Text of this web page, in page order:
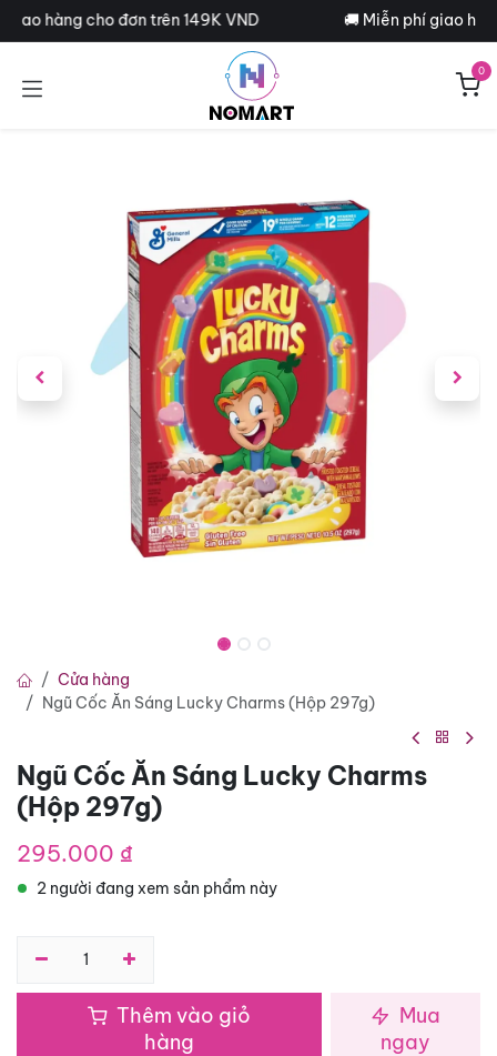
Bỏ qua để đến Nội dung
hàng cho đơn trên 149K VND 🚚 Miễn phí giao
0
Cửa hàng
Ngũ Cốc Ăn Sáng Lucky Charms (Hộp 297g)
Ngũ Cốc Ăn Sáng Lucky Charms
(Hộp 297g)
295.000 ₫
2 người đang xem sản phẩm này
Thêm vào giỏ
hàng
Mua
ngay